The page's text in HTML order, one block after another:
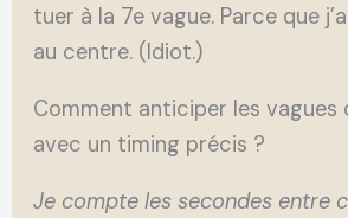
tuer à la 7e vague. Parce que
au centre. (Idiot.)
Comment anticiper les vagues
avec un timing précis ?
Je compte les secondes entre